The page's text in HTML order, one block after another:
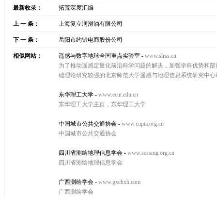
最新收录： 拓荒深度汇编
上 一 条： 上海复立润滑油有限公司
下 一 条： 岳阳市约错电商股份公司
相似网站： 遥感与数字地球全国重点实验室 - www.slrss.cn
为了推动遥感定量化前沿科学问题的解决，加强学科优势和
础理论研究较强的北京师范大学遥感与地理信息系统研究中
东华理工大学 - www.ecut.edu.cn
东华理工大学主页，东华理工大学
中国城市公共交通协会 - www.cupta.org.cn
中国城市公共交通协会
四川省测绘地理信息学会 - www.scssmg.org.cn
四川省测绘地理信息学会
广西测绘学会 - www.gxchxh.com
广西测绘学会